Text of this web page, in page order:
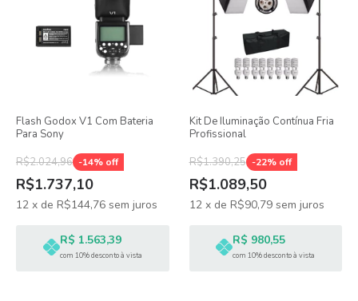
Flash Godox V1 Com Bateria
Para Sony
R$2.024,96 -14% off
R$1.737,10
12 x de R$144,76 sem juros
R$ 1.563,39
com 10% desconto à vista
Kit De Iluminação Contínua Fria
Profissional
R$1.390,25 -22% off
R$1.089,50
12 x de R$90,79 sem juros
R$ 980,55
com 10% desconto à vista